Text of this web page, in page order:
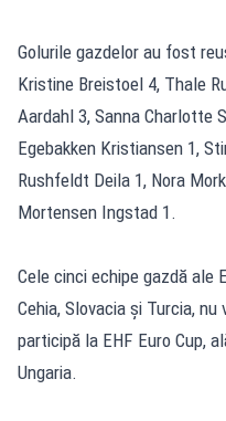
Golurile gazdelor au fost
Kristine Breistoel 4, Thale
Aardahl 3, Sanna Charlotte
Egebakken Kristiansen 1,
Rushfeldt Deila 1, Nora
Mortensen Ingstad 1.
Cele cinci echipe gazdă ale
Cehia, Slovacia și Turcia,
participă la EHF Euro Cup,
Ungaria.